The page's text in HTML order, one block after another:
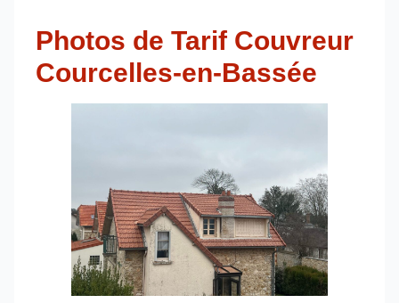
Photos de Tarif Couvreur
Courcelles-en-Bassée